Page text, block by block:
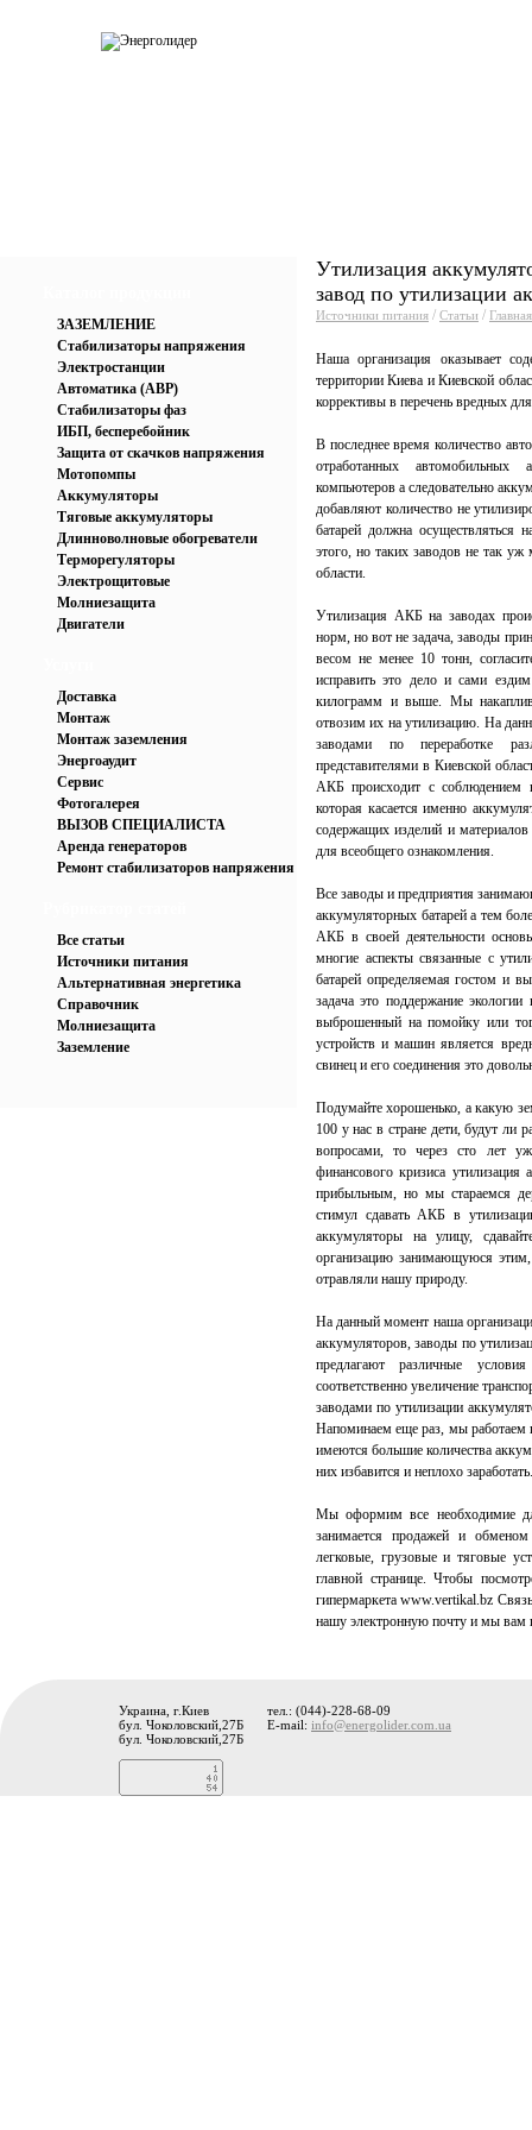
ЗАЗЕМЛЕНИЕ
Стабилизаторы напряжения
Электростанции
Автоматика (АВР)
Стабилизаторы фаз
ИБП, бесперебойник
Защита от скачков напряжения
Мотопомпы
Аккумуляторы
Тяговые аккумуляторы
Длинноволновые обогреватели
Терморегуляторы
Электрощитовые
Молниезащита
Двигатели
Доставка
Монтаж
Монтаж заземления
Энергоаудит
Сервис
Фотогалерея
ВЫЗОВ СПЕЦИАЛИСТА
Аренда генераторов
Ремонт стабилизаторов напряжения
Все статьи
Источники питания
Альтернативная энергетика
Справочник
Молниезащита
Заземление
Утилизация
завод по утилизации
Источники питания / Статьи / Главная
Наша организация оказывает
территории Киева и Киевской
коррективы в перечень вредных
В последнее время количество
отработанных автомобильных
компьютеров а следовательно
добавляют количество не
батарей должна осуществляться
этого, но таких заводов не так
области.
Утилизация АКБ на заводах
норм, но вот не задача, заводы
весом не менее 10 тонн,
исправить это дело и сами
килограмм и выше. Мы
отвозим их на утилизацию. На
заводами по переработке
представителями в Киевской
АКБ происходит с соблюдением
которая касается именно
содержащих изделий и материалов
для всеобщего ознакомления.
Все заводы и предприятия
аккумуляторных батарей а тем
АКБ в своей деятельности
многие аспекты связанные с
батарей определяемая гостом и
задача это поддержание
выброшенный на помойку или
устройств и машин является
свинец и его соединения это
Подумайте хорошенько, а какую
100 у нас в стране дети, будут ли
вопросами, то через сто лет
финансового кризиса утилизация
прибыльным, но мы стараемся
стимул сдавать АКБ в
аккумуляторы на улицу,
организацию занимающуюся
отравляли нашу природу.
На данный момент наша
аккумуляторов, заводы по
предлагают различные
соответственно увеличение
заводами по утилизации
Напоминаем еще раз, мы работаем
имеются большие количества
них избавится и неплохо заработать.
Мы оформим все необходимие
занимается продажей и
легковые, грузовые и тяговые
главной странице. Чтобы
гипермаркета www.vertikal.bz
нашу электронную почту и мы
Украина, г.Киев
бул. Чоколовский,27Б
бул. Чоколовский,27Б
тел.: (044)-228-68-09
E-mail: info@energolider.com.ua